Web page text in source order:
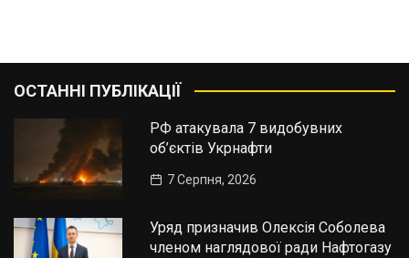
ОСТАННІ ПУБЛІКАЦІЇ
РФ атакувала 7 видобувних
об’єктів Укрнафти
7 Серпня, 2026
Уряд призначив Олексія Соболева
членом наглядової ради Нафтогазу